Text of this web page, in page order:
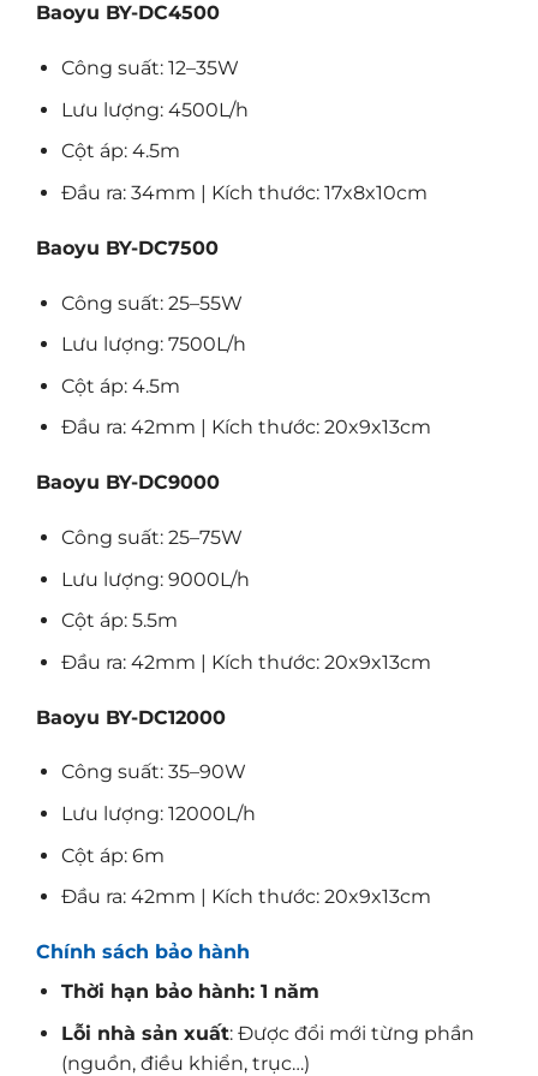
Baoyu BY-DC4500
Công suất: 12–35W
Lưu lượng: 4500L/h
Cột áp: 4.5m
Đầu ra: 34mm | Kích thước: 17x8x10cm
Baoyu BY-DC7500
Công suất: 25–55W
Lưu lượng: 7500L/h
Cột áp: 4.5m
Đầu ra: 42mm | Kích thước: 20x9x13cm
Baoyu BY-DC9000
Công suất: 25–75W
Lưu lượng: 9000L/h
Cột áp: 5.5m
Đầu ra: 42mm | Kích thước: 20x9x13cm
Baoyu BY-DC12000
Công suất: 35–90W
Lưu lượng: 12000L/h
Cột áp: 6m
Đầu ra: 42mm | Kích thước: 20x9x13cm
Chính sách bảo hành
Thời hạn bảo hành: 1 năm
Lỗi nhà sản xuất: Được đổi mới từng phần
(nguồn, điều khiển, trục…)